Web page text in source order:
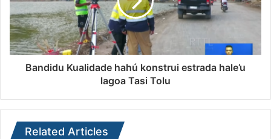
Bandidu Kualidade hahú konstrui estrada hale’u
lagoa Tasi Tolu
Related Articles